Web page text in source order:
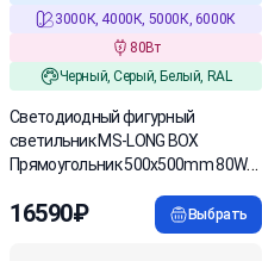
3000К, 4000К, 5000К, 6000К
80Вт
Черный, Серый, Белый, RAL
Светодиодный фигурный
светильник MS-LONG BOX
Прямоугольник 500x500mm 80W
16590₽ Выбрать